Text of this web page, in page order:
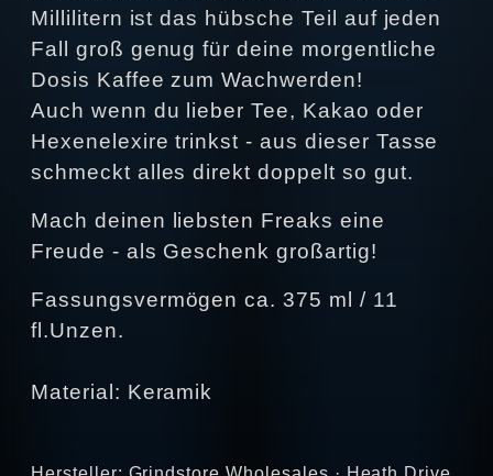
Millilitern ist das hübsche Teil auf jeden
Fall groß genug für deine morgentliche
Dosis Kaffee zum Wachwerden!
Auch wenn du lieber Tee, Kakao oder
Hexenelexire trinkst - aus dieser Tasse
schmeckt alles direkt doppelt so gut.
Mach deinen liebsten Freaks eine
Freude - als Geschenk großartig!
Fassungsvermögen ca. 375 ml / 11
fl.Unzen.
Material: Keramik